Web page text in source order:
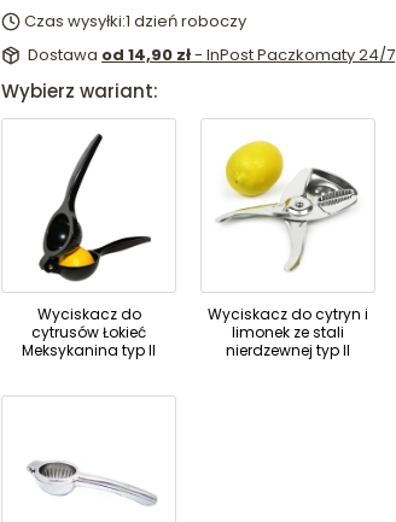
Czas wysyłki:1 dzień roboczy
Dostawa od 14,90 zł- InPost Paczkomaty 24/7
Wybierz wariant:
Wyciskacz do
cytrusów Łokieć
Meksykanina typ II
Wyciskacz do cytryn i
limonek ze stali
nierdzewnej typ II